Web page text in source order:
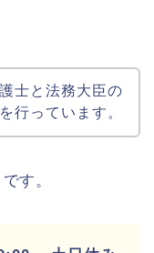
士と法務大臣の
行っています。
す。